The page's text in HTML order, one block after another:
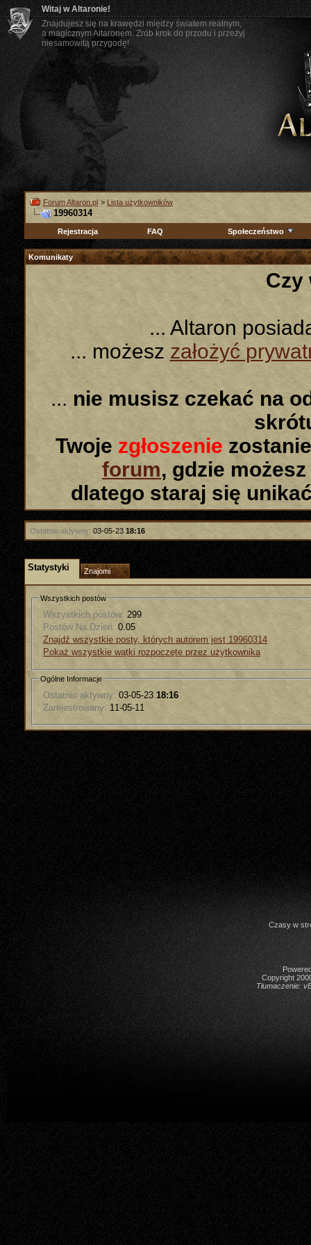
Witaj w Altaronie!
Znajdujesz się na krawędzi między światem realnym,
a magicznym Altaronem. Zrób krok do przodu i przeżyj
niesamowitą przygodę!
Forum Altaron.pl > Lista użytkowników
19960314
Rejestracja FAQ Społeczeństwo
Komunikaty
Czy
... Altaron
... możeszzałożyć
... nie musisz czekać na
Twoje zgłoszenie
forum, gdzie
dlatego staraj się
Ostatnio aktywny: 03-05-23 18:16
Statystyki Znajomi
Wszystkich postów
Wszystkich postów: 299
Postów Na Dzień: 0.05
Znajdź wszystkie posty, których autorem jest 19960314
Pokaż wszystkie wątki rozpoczęte przez użytkownika
Ogólne Informacje
Ostatnio aktywny: 03-05-23 18:16
Zarejestrowany: 11-05-11
Czasy w
Copyright
Tłumaczenie: